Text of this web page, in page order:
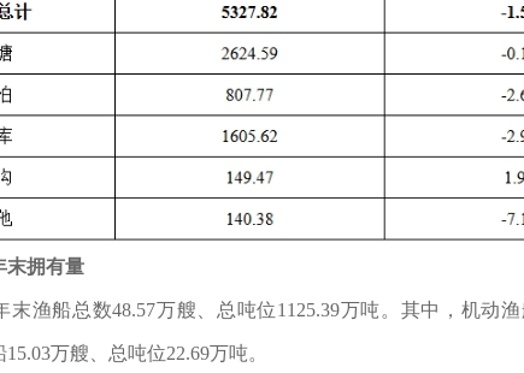
末拥有量
末渔船总数48.57万艘、总吨位1125.39万吨。其中，机动
万艘、总吨位22.69万吨。